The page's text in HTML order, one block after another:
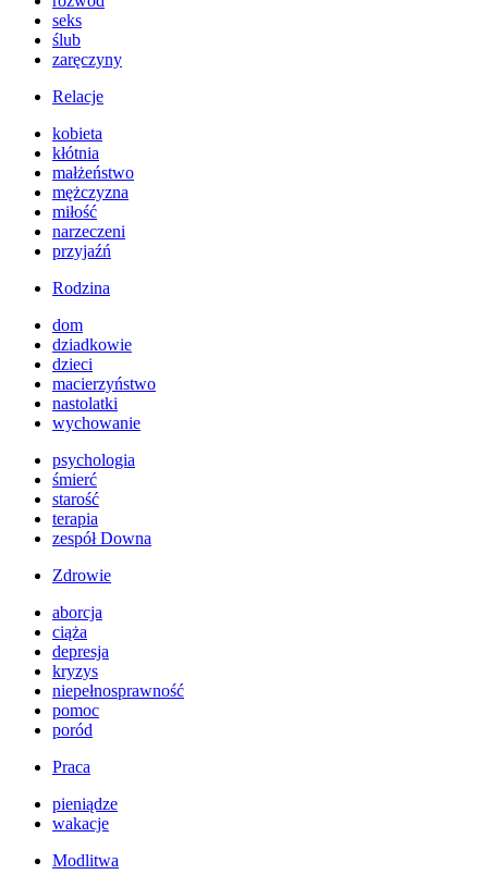
seks
ślub
zaręczyny
Relacje
kobieta
kłótnia
małżeństwo
mężczyzna
miłość
narzeczeni
przyjaźń
Rodzina
dom
dziadkowie
dzieci
macierzyństwo
nastolatki
wychowanie
psychologia
śmierć
starość
terapia
zespół Downa
Zdrowie
aborcja
ciąża
depresja
kryzys
niepełnosprawność
pomoc
poród
Praca
pieniądze
wakacje
Modlitwa